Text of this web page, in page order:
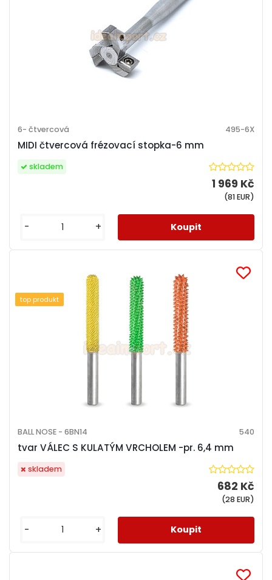
MIDI čtvercová frézovací stopka-6 mm
6- čtvercová 495-6X
1 969 Kč
(81 EUR)
skladem
- +
tvar VÁLEC S KULATÝM VRCHOLEM -pr. 6,4 mm
BALL NOSE - 6BN14 540
682 Kč
(28 EUR)
skladem
- +
top produkt